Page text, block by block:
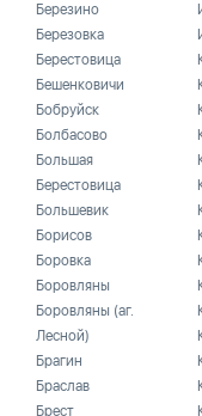
Березино
Березовка
Берестовица
Бешенковичи
Бобруйск
Болбасово
Большая
Берестовица
Большевик
Борисов
Боровка
Боровляны
Боровляны (аг.
Лесной)
Брагин
Браслав
Брест